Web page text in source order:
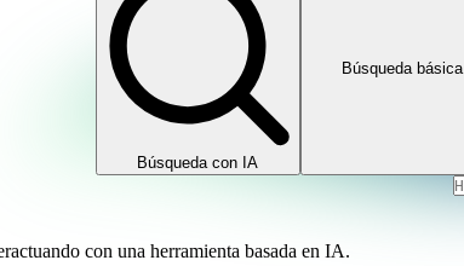
Búsqueda con IA
Búsqueda básica
con una herramienta basada en IA.